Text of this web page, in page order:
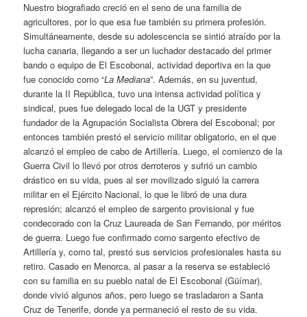
Nuestro biografiado creció en el seno de una familia de
agricultores, por lo que esa fue también su primera profesión.
Simultáneamente, desde su adolescencia se sintió atraído por la
lucha canaria, llegando a ser un luchador destacado del primer
bando o equipo de El Escobonal, actividad deportiva en la que
fue conocido como “La Mediana”. Además, en su juventud,
durante la II República, tuvo una intensa actividad política y
sindical, pues fue delegado local de la UGT y presidente
fundador de la Agrupación Socialista Obrera del Escobonal; por
entonces también prestó el servicio militar obligatorio, en el que
alcanzó el empleo de cabo de Artillería. Luego, el comienzo de la
Guerra Civil lo llevó por otros derroteros y sufrió un cambio
drástico en su vida, pues al ser movilizado siguió la carrera
militar en el Ejército Nacional, lo que le libró de una dura
represión; alcanzó el empleo de sargento provisional y fue
condecorado con la Cruz Laureada de San Fernando, por méritos
de guerra. Luego fue confirmado como sargento efectivo de
Artillería y, como tal, prestó sus servicios profesionales hasta su
retiro. Casado en Menorca, al pasar a la reserva se estableció
con su familia en su pueblo natal de El Escobonal (Güímar),
donde vivió algunos años, pero luego se trasladaron a Santa
Cruz de Tenerife, donde ya permaneció el resto de su vida.